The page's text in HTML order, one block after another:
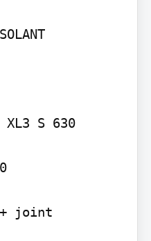
XL3 S 630
+ joint